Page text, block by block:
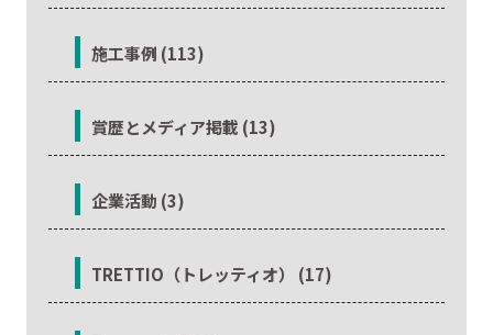
施工事例 (113)
賞歴とメディア掲載 (13)
企業活動 (3)
TRETTIO（トレッティオ） (17)